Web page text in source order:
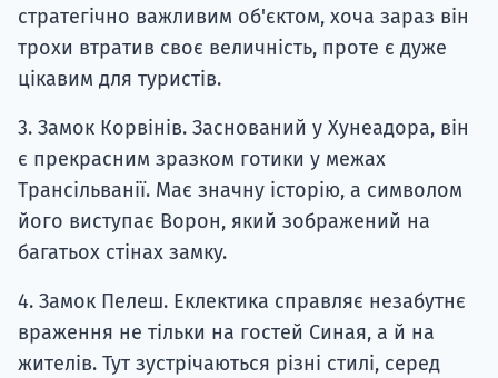
стратегічно важливим об'єктом, хоча зараз він
трохи втратив своє величність, проте є дуже
цікавим для туристів.
3. Замок Корвінів. Заснований у Хунеадора, він
є прекрасним зразком готики у межах
Трансільванії. Має значну історію, а символом
його виступає Ворон, який зображений на
багатьох стінах замку.
4. Замок Пелеш. Еклектика справляє незабутнє
враження не тільки на гостей Синая, а й на
жителів. Тут зустрічаються різні стилі, серед